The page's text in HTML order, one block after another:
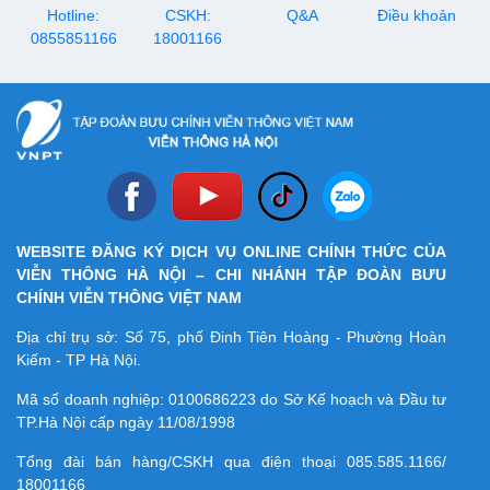
Hotline:
0855851166
CSKH:
18001166
Q&A Điều khoản
WEBSITE ĐĂNG KÝ DỊCH VỤ ONLINE CHÍNH THỨC CỦA
VIỄN THÔNG HÀ NỘI – CHI NHÁNH TẬP ĐOÀN BƯU
CHÍNH VIỄN THÔNG VIỆT NAM
Địa chỉ trụ sở: Số 75, phố Đinh Tiên Hoàng - Phường Hoàn
Kiếm - TP Hà Nội.
Mã số doanh nghiệp:0100686223 do Sở Kế hoạch và Đầu tư
TP.Hà Nội cấp ngày 11/08/1998
Tổng đài bán hàng/CSKH qua điện thoại 085.585.1166/
18001166